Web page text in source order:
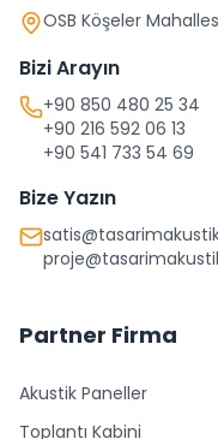
OSB Köşeler
Bizi Arayın
+90 850 480 25 34
+90 216 592 06 13
+90 541 733 54 69
Bize Yazın
Partner Firma
Akustik Paneller
Toplantı Kabini